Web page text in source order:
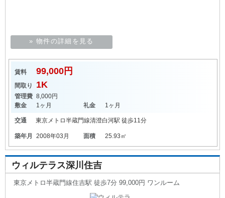
» 物件の詳細を見る
賃料 99,000円
間取り 1K
管理費 8,000円
敷金
1ヶ月 礼金 1ヶ月
交通 東京メトロ半蔵門線清澄白河駅 徒歩11分
築年月 2008年03月 面積 25.93㎡
ウィルテラス深川住吉
東京メトロ半蔵門線住吉駅 徒歩7分 99,000円 ワンルーム